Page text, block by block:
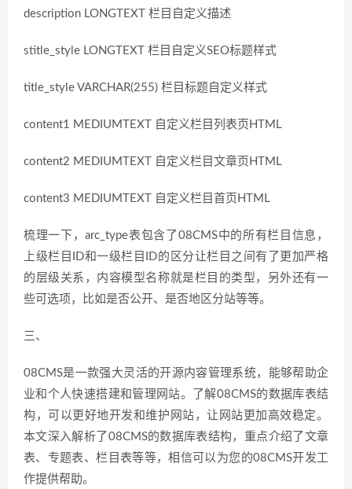
description LONGTEXT 栏目自定义描述
stitle_style LONGTEXT 栏目自定义SEO标题样式
title_style VARCHAR(255) 栏目标题自定义样式
content1 MEDIUMTEXT 自定义栏目列表页HTML
content2 MEDIUMTEXT 自定义栏目文章页HTML
content3 MEDIUMTEXT 自定义栏目首页HTML
梳理一下，arc_type表包含了08CMS中的所有栏目信息，
上级栏目ID和一级栏目ID的区分让栏目之间有了更加严格
的层级关系，内容模型名称就是栏目的类型，另外还有一
些可选项，比如是否公开、是否地区分站等等。
三、
08CMS是一款强大灵活的开源内容管理系统，能够帮助企
业和个人快速搭建和管理网站。了解08CMS的数据库表结
构，可以更好地开发和维护网站，让网站更加高效稳定。
本文深入解析了08CMS的数据库表结构，重点介绍了文章
表、专题表、栏目表等等，相信可以为您的08CMS开发工
作提供帮助。